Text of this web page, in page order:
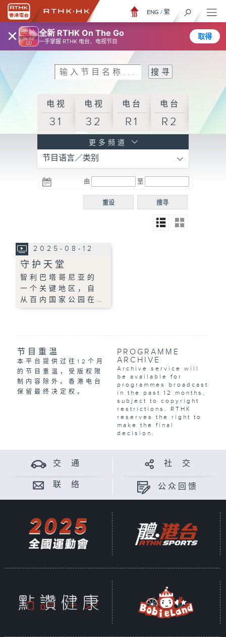
× 全新 RTHK On The Go
一手掌握 RTHK 电台、电视节目
取得
ENG / 繁
电视
31
电视
32
电台
R1
电台
R2
R3
电台 电台
R5
电台
普通
更多频道
节目语言／类别
由 至
搜寻
重设
2025-08-12
守护天堂
智利巴塔哥尼亚的
一个关键地区，自
从百内国家公园在…
节目重温
本平台提供过往12个月
的节目重温，受版权限
制内容除外。香港电台
保留最终决定权。
PROGRAMME
ARCHIVE
Archive service will
be available for
programmes broadcast
in the past 12 months,
subject to copyright
restrictions. RTHK
reserves the right to
make the final
decision.
交 通 社 交
联 络 公众回馈